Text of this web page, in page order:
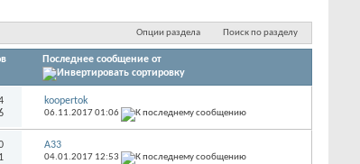
Опции раздела Поиск по разделу
Последнее сообщение от
koopertok
06.11.201701:06
А33
04.01.2017 12:53